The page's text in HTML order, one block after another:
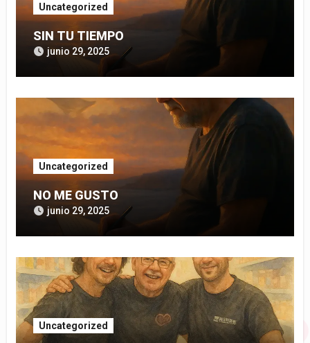
Uncategorized
SIN TU TIEMPO
junio 29, 2025
Uncategorized
NO ME GUSTO
junio 29, 2025
Uncategorized